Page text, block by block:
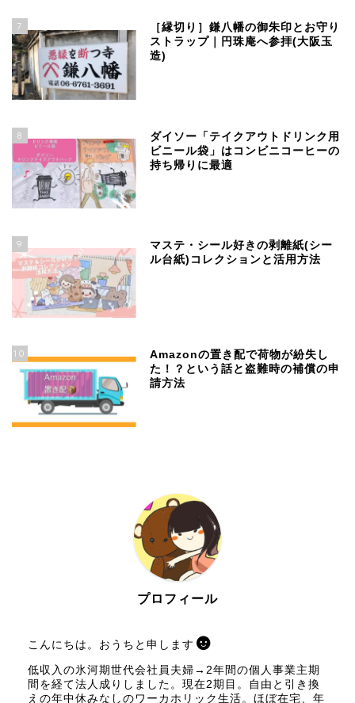
7
［縁切り］鎌八幡の御朱印とお守り
ストラップ｜円珠庵へ参拝(大阪玉
造)
8
ダイソー「テイクアウトドリンク用
ビニール袋」はコンビニコーヒーの
持ち帰りに最適
9
マステ・シール好きの剥離紙(シー
ル台紙)コレクションと活用方法
10
Amazonの置き配で荷物が紛失し
た！？という話と盗難時の補償の申
請方法
プロフィール
こんにちは。おうちと申します
低収入の氷河期世代会社員夫婦→2年間の個人事業主期
間を経て法人成りしました。現在2期目。自由と引き換
えの年中休みなしのワーカホリック生活。ほぼ在宅、年